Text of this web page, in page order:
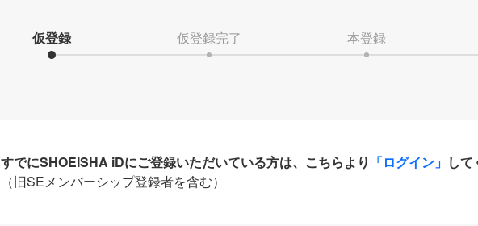
仮登録 仮登録完了 本登録
すでにSHOEISHA iDにご登録いただいている方は、こちらより 「ログイン」 して
（旧SEメンバーシップ登録者を含む）